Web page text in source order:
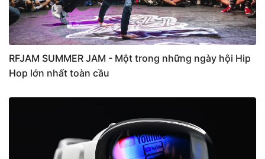
RFJAM SUMMER JAM - Một trong những ngày hội Hip
Hop lớn nhất toàn cầu